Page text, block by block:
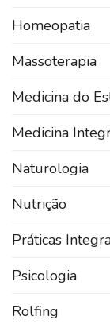
Homeopatia
Massoterapia
Medicina do
Medicina
Naturologia
Nutrição
Práticas
Psicologia
Rolfing